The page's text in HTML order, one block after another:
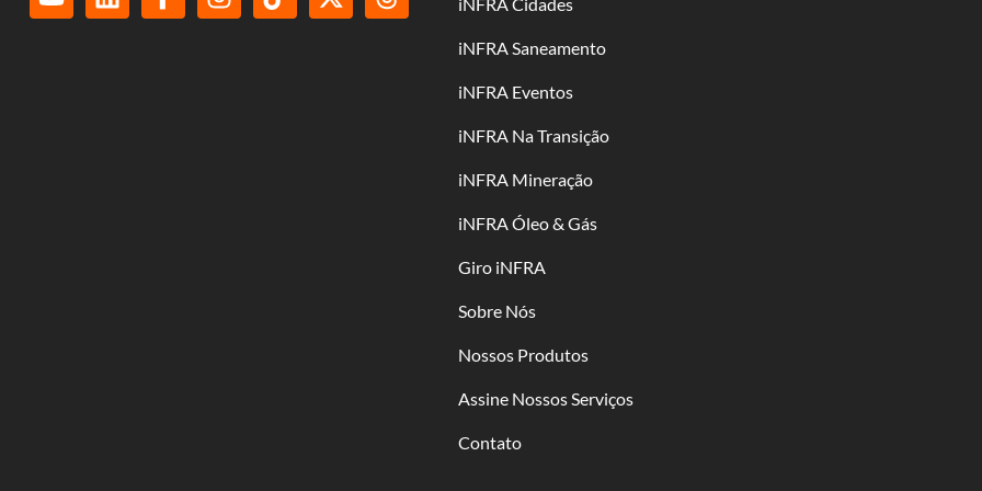
iNFRA Saneamento
iNFRA Eventos
iNFRA Na Transição
iNFRA Mineração
iNFRA Óleo & Gás
Giro iNFRA
Sobre Nós
Nossos Produtos
Assine Nossos Serviços
Contato